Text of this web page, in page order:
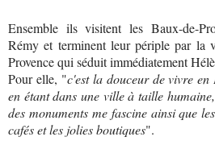
Ensemble ils visitent les Baux-de-
Rémy et terminent leur périple par la
Provence qui séduit immédiatement
Pour elle, "c'est la douceur de vivre en
en étant dans une ville à taille
des monuments me fascine ainsi que
cafés et les jolies boutiques".